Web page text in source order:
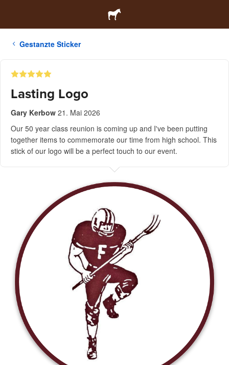
Gestanzte Sticker
Lasting Logo
Gary Kerbow 21. Mai 2026
Our 50 year class reunion is coming up and I've been putting
together items to commemorate our time from high school. This
stick of our logo will be a perfect touch to our event.